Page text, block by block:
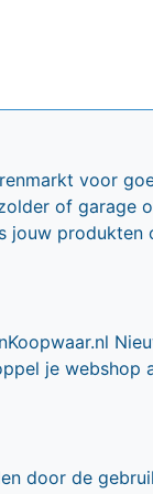
voor
of garage
jouw produkten
je webshop
door de